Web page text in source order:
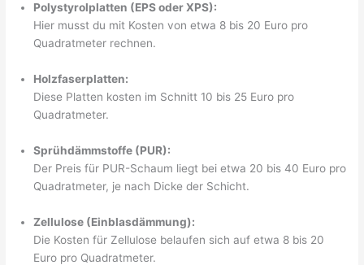
Polystyrolplatten (EPS oder XPS):
Hier musst du mit Kosten von etwa 8 bis 20 Euro pro
Quadratmeter rechnen.
Holzfaserplatten:
Diese Platten kosten im Schnitt 10 bis 25 Euro pro
Quadratmeter.
Sprühdämmstoffe (PUR):
Der Preis für PUR-Schaum liegt bei etwa 20 bis 40 Euro pro
Quadratmeter, je nach Dicke der Schicht.
Zellulose (Einblasdämmung):
Die Kosten für Zellulose belaufen sich auf etwa 8 bis 20
Euro pro Quadratmeter.